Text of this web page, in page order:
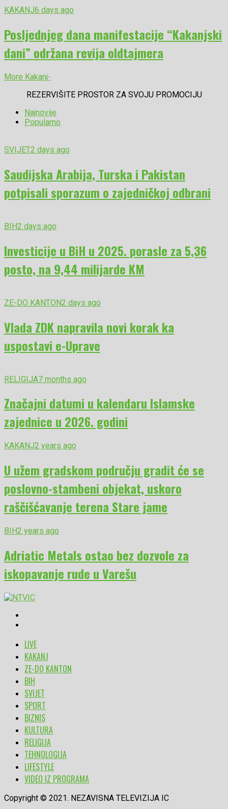
KAKANJ6 days ago
Posljednjeg dana manifestacije “Kakanjski
dani” održana revija oldtajmera
More Kakanj-
REZERVIŠITE PROSTOR ZA SVOJU PROMOCIJU
Najnovije
Popularno
SVIJET2 days ago
Saudijska Arabija, Turska i Pakistan
potpisali sporazum o zajedničkoj odbrani
BIH2 days ago
Investicije u BiH u 2025. porasle za 5,36
posto, na 9,44 milijarde KM
ZE-DO KANTON2 days ago
Vlada ZDK napravila novi korak ka
uspostavi e-Uprave
RELIGIJA7 months ago
Značajni datumi u kalendaru Islamske
zajednice u 2026. godini
KAKANJ2 years ago
U užem gradskom području gradit će se
poslovno-stambeni objekat, uskoro
raščišćavanje terena Stare jame
BIH2 years ago
Adriatic Metals ostao bez dozvole za
iskopavanje rude u Varešu
LIVE
KAKANJ
ZE-DO KANTON
BIH
SVIJET
SPORT
BIZNIS
KULTURA
RELIGIJA
TEHNOLOGIJA
LIFESTYLE
VIDEO IZ PROGRAMA
Copyright © 2021. NEZAVISNA TELEVIZIJA IC